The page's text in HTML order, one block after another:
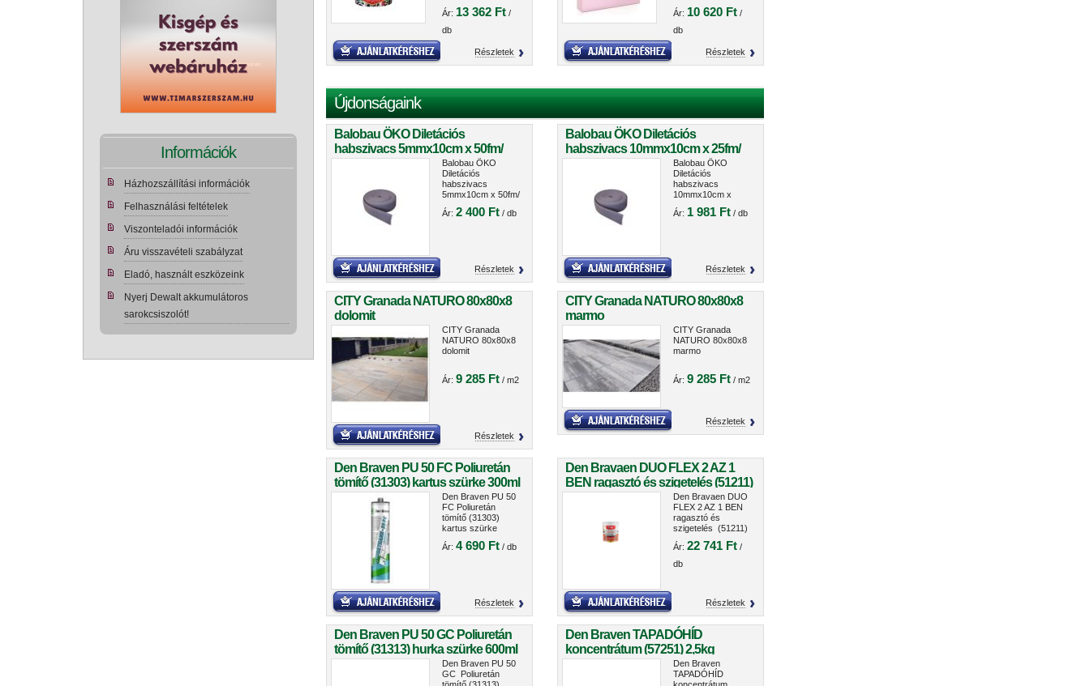
Információk
Házhozszállítási információk
Felhasználási feltételek
Viszonteladói információk
Áru visszavételi szabályzat
Eladó, használt eszközeink
Nyerj Dewalt akkumulátoros
sarokcsiszolót!
Ár: 13 362 Ft/
db
Részletek
Ár: 10 620 Ft/
db
Részletek
Újdonságaink
Balobau ÖKO Diletációs
habszivacs 5mmx10cm x 50fm/
tekercs
Balobau ÖKO
Diletációs
habszivacs
5mmx10cm x 50fm/
Ár: 2 400 Ft/ db
Részletek
Balobau ÖKO Diletációs
habszivacs 10mmx10cm x 25fm/
tekercs
Balobau ÖKO
Diletációs
habszivacs
10mmx10cm x
Ár: 1 981 Ft/ db
Részletek
CITY Granada NATURO 80x80x8
dolomit
CITY Granada
NATURO 80x80x8
dolomit
Ár: 9 285 Ft/ m2
Részletek
CITY Granada NATURO 80x80x8
marmo
CITY Granada
NATURO 80x80x8
marmo
Ár: 9 285 Ft/ m2
Részletek
Den Braven PU 50 FC Poliuretán
tömítő (31303) kartus szürke 300ml
Den Braven PU 50
FC Poliuretán
tömítő (31303)
kartus szürke
Ár: 4 690 Ft/ db
Részletek
Den Bravaen DUO FLEX 2 AZ 1
BEN ragasztó és szigetelés (51211)
5kg
Den Bravaen DUO
FLEX 2 AZ 1 BEN
ragasztó és
szigetelés (51211)
Ár: 22 741 Ft/
db
Részletek
Den Braven PU 50 GC Poliuretán
tömítő (31313) hurka szürke 600ml
Den Braven PU 50
GC Poliuretán
Den Braven TAPADÓHÍD
koncentrátum (57251) 2,5kg
Den Braven
TAPADÓHÍD